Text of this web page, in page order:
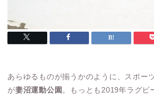
あらゆるものが揃うかのように、スポー
が妻沼運動公園 。もっとも2019年ラグビ